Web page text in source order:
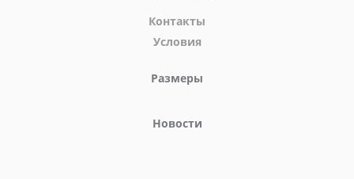
Контакты
Условия
Размеры
Новости